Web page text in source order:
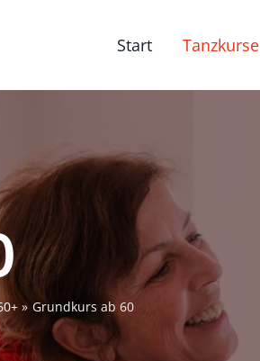
Start Tanzkurse
Grundkurs ab 60